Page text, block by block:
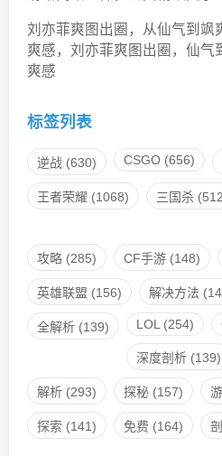
刘亦菲爽图出圈，从仙气到飒
爽感，刘亦菲爽图出圈，仙气
爽感
标签列表
逆战(630) CSGO(656)
王者荣耀 (1068) 三国杀
攻略(285) CF手游(148)
英雄联盟 (156) 解决方法
全解析(139) LOL (254)
深度剖析(139)
解析(293) 探秘(157)
探索 (141) 免费 (164)